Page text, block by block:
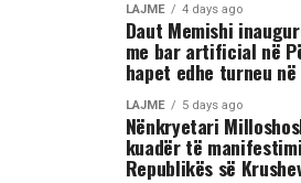
LAJME 4 days ago
Daut Memishi
me bar artificial në
hapet edhe turneu
LAJME 5 days ago
Nënkryetari
kuadër të
Republikës së